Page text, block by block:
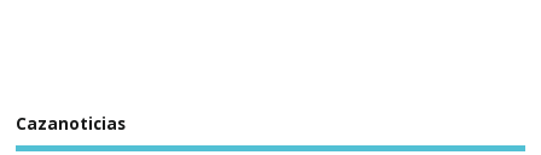
Cazanoticias